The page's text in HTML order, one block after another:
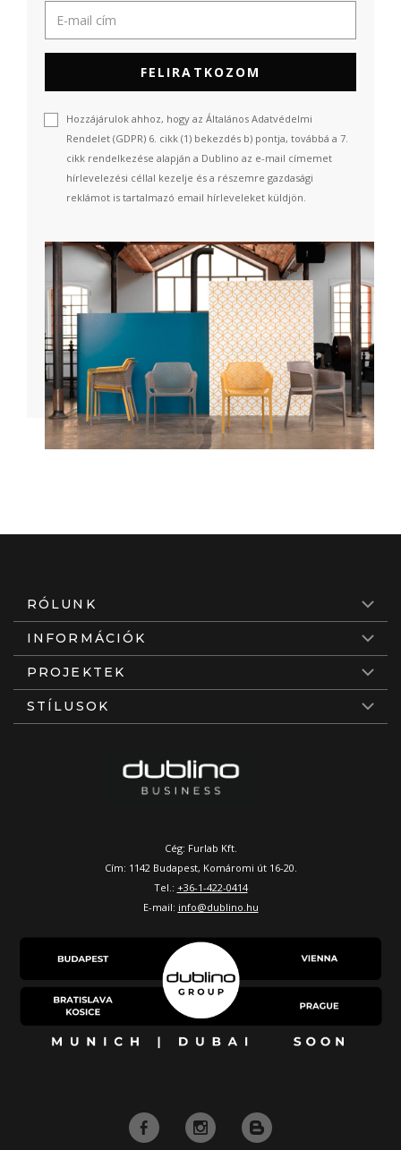
FELIRATKOZOM
Hozzájárulok ahhoz, hogy az Általános Adatvédelmi
Rendelet (GDPR) 6. cikk (1) bekezdés b) pontja, továbbá a 7.
cikk rendelkezése alapján a Dublino az e-mail címemet
hírlevelezési céllal kezelje és a részemre gazdasági
reklámot is tartalmazó email hírleveleket küldjön.
RÓLUNK
INFORMÁCIÓK
PROJEKTEK
STÍLUSOK
Cég: Furlab Kft.
Cím: 1142 Budapest, Komáromi út 16-20.
Tel.: +36-1-422-0414
E-mail: info@dublino.hu